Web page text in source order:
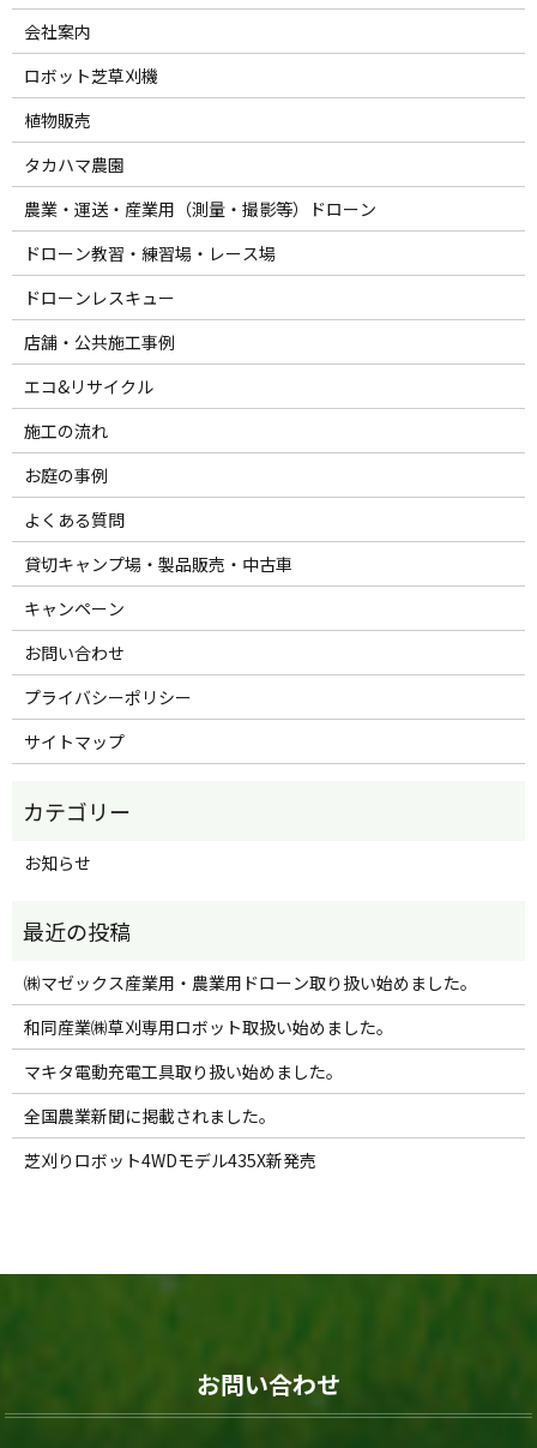
会社案内
ロボット芝草刈機
植物販売
タカハマ農園
農業・運送・産業用（測量・撮影等）ドローン
ドローン教習・練習場・レース場
ドローンレスキュー
店舗・公共施工事例
エコ&リサイクル
施工の流れ
お庭の事例
よくある質問
貸切キャンプ場・製品販売・中古車
キャンペーン
お問い合わせ
プライバシーポリシー
サイトマップ
お知らせ
㈱マゼックス産業用・農業用ドローン取り扱い始めました。
和同産業㈱草刈専用ロボット取扱い始めました。
マキタ電動充電工具取り扱い始めました。
全国農業新聞に掲載されました。
芝刈りロボット4WDモデル435X新発売
お問い合わせ